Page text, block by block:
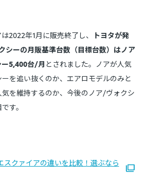
2022年1月に販売終了し、
トヨタが発
シーの月販基準台数（目標台数）はノア
5,400台/月 とされました。ノアが人気
を追い抜くのか、エアロモデルのみと
を維持するのか、今後のノア/ヴォクシ
す。
クァイアの違いを比較！選ぶなら